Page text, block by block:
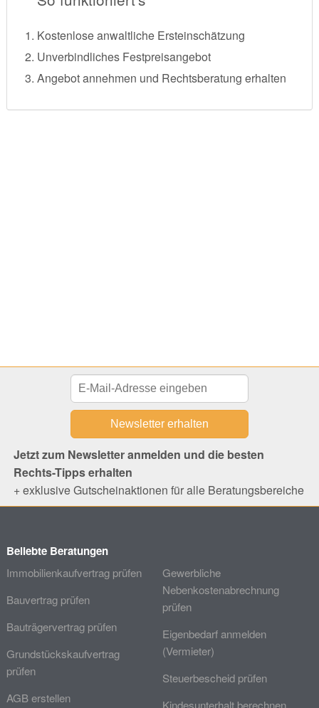
Kostenlose anwaltliche Ersteinschätzung
Unverbindliches Festpreisangebot
Angebot annehmen und Rechtsberatung erhalten
Jetzt zum Newsletter anmelden und die besten
Rechts-Tipps erhalten
+ exklusive Gutscheinaktionen für alle Beratungsbereiche
Beliebte Beratungen
Immobilienkaufvertrag prüfen
Bauvertrag prüfen
Bauträgervertrag prüfen
Grundstückskaufvertrag
prüfen
AGB erstellen
Gewerbliche
Nebenkostenabrechnung
prüfen
Eigenbedarf anmelden
(Vermieter)
Steuerbescheid prüfen
Kindesunterhalt berechnen